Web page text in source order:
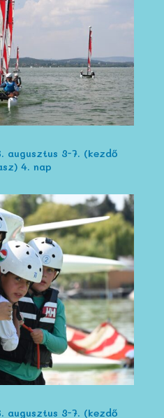
augusztus 3-7. (kezdő
4. nap
augusztus 3-7. (kezdő